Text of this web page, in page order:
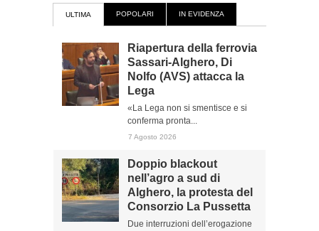
ULTIMA POPOLARI IN EVIDENZA
Riapertura della ferrovia
Sassari-Alghero, Di
Nolfo (AVS) attacca la
Lega
«La Lega non si smentisce e si
conferma pronta...
7 Agosto 2026
Doppio blackout
nell’agro a sud di
Alghero, la protesta del
Consorzio La Pussetta
Due interruzioni dell’erogazione